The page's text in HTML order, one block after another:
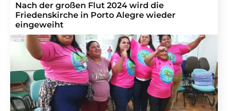
Nach der großen Flut 2024 wird die
Friedenskirche in Porto Alegre wieder
eingeweiht